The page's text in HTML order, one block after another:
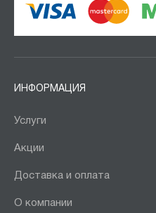
ИНФОРМАЦИЯ
Услуги
Акции
Доставка и оплата
О компании